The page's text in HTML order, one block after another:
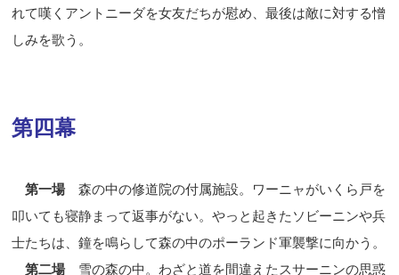
れて嘆くアントニーダを女友だちが慰め、最後は敵に対する憎
しみを歌う。
第四幕
第一場森の中の修道院の付属施設。ワーニャがいくら戸を
叩いても寝静まって返事がない。やっと起きたソビーニンや兵
士たちは、鐘を鳴らして森の中のポーランド軍襲撃に向かう。
第二場雪の森の中。わざと道を間違えたスサーニンの思惑